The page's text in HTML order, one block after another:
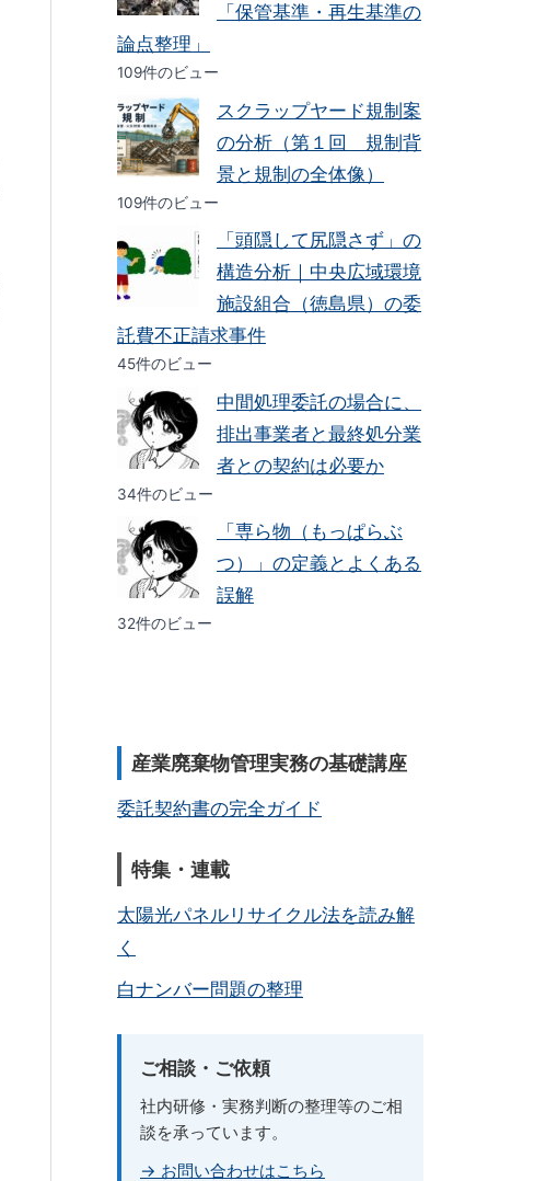
「保管基準・再生基準の
論点整理」
109件のビュー
スクラップヤード規制案
の分析（第１回 規制背
景と規制の全体像）
109件のビュー
「頭隠して尻隠さず」の
構造分析｜中央広域環境
施設組合（徳島県）の委
託費不正請求事件
45件のビュー
中間処理委託の場合に、
排出事業者と最終処分業
者との契約は必要か
34件のビュー
「専ら物（もっぱらぶ
つ）」の定義とよくある
誤解
32件のビュー
産業廃棄物管理実務の基礎講座
委託契約書の完全ガイド
特集・連載
太陽光パネルリサイクル法を読み解
く
白ナンバー問題の整理
ご相談・ご依頼
社内研修・実務判断の整理等のご相
談を承っています。
→ お問い合わせはこちら